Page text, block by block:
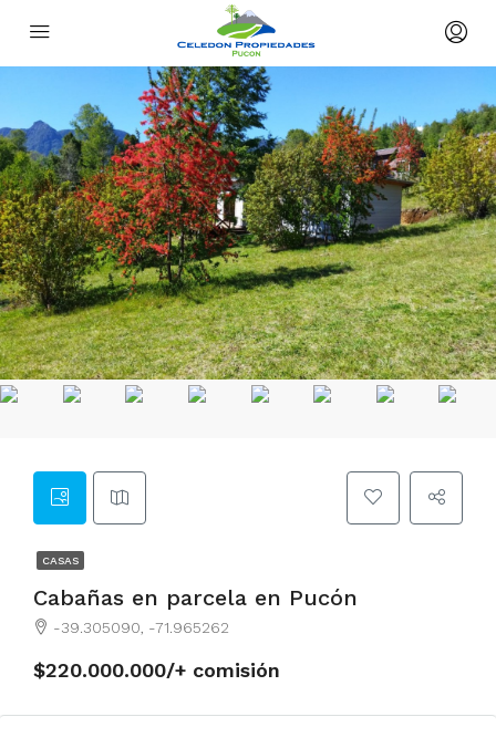
CASAS
Cabañas en parcela en Pucón
-39.305090, -71.965262
$220.000.000/+ comisión